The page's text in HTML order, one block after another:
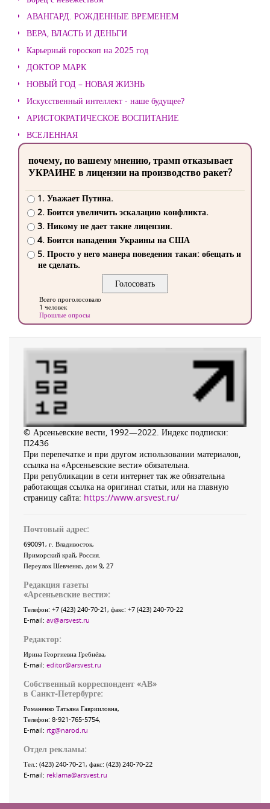
АВАНГАРД. РОЖДЕННЫЕ ВРЕМЕНЕМ
ВЕРА, ВЛАСТЬ И ДЕНЬГИ
Карьерный гороскоп на 2025 год
ДОКТОР МАРК
НОВЫЙ ГОД – НОВАЯ ЖИЗНЬ
Искусственный интеллект - наше будущее?
АРИСТОКРАТИЧЕСКОЕ ВОСПИТАНИЕ
ВСЕЛЕННАЯ
почему, по вашему мнению, трамп отказывает
УКРАИНЕ в лицензии на производство ракет?
1. Уважает Путина.
2. Боится увеличить эскалацию конфликта.
3. Никому не дает такие лицензии.
4. Боится нападения Украины на США
5. Просто у него манера поведения такая: обещать и
не сделать.
Всего проголосовало
1 человек
Прошлые опросы
© Арсеньевские вести, 1992—2022. Индекс подписки:
П2436
При перепечатке и при другом использовании материалов,
ссылка на «Арсеньевские вести» обязательна.
При републикации в сети интернет так же обязательна
работающая ссылка на оригинал статьи, или на главную
страницу сайта: https://www.arsvest.ru/
Почтовый адрес:
690091, г. Владивосток,
Приморский край, Россия
Переулок Шевченко, дом 9, 27
Редакция газеты
«Арсеньевские вести»:
Телефон: +7 (423) 240-70-21, факс: +7 (423) 240-70-22
E-mail: av@arsvest.ru
Редактор:
Ирина Георгиевна Гребнёва,
E-mail: editor@arsvest.ru
Собственный корреспондент «АВ»
в Санкт-Петербурге:
Романенко Татьяна Гаврииловна,
Телефон: 8-921-765-5754,
E-mail: rtg@narod.ru
Отдел рекламы:
Тел.: (423) 240-70-21, факс: (423) 240-70-22
E-mail: reklama@arsvest.ru